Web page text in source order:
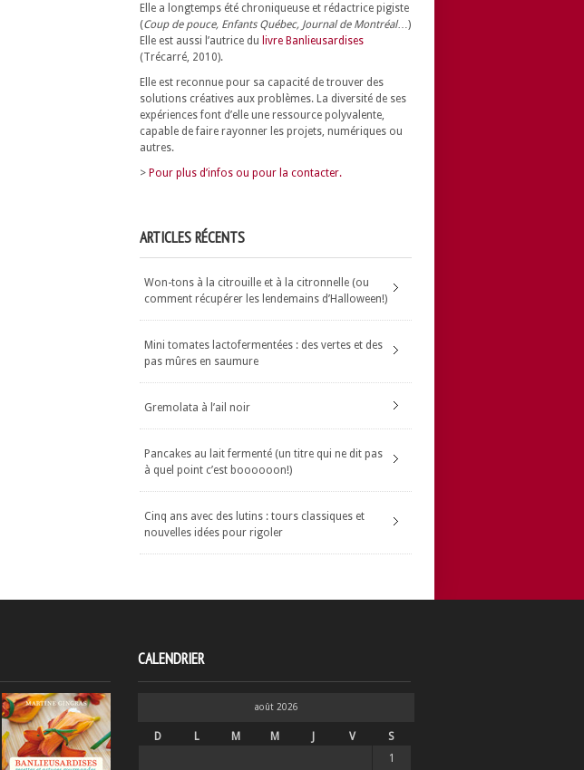
Elle a longtemps été chroniqueuse et rédactrice pigiste
(Coup de pouce, Enfants Québec, Journal de Montréal…)
Elle est aussi l’autrice du livre Banlieusardises
(Trécarré, 2010).
Elle est reconnue pour sa capacité de trouver des
solutions créatives aux problèmes. La diversité de ses
expériences font d’elle une ressource polyvalente,
capable de faire rayonner les projets, numériques ou
autres.
> Pour plus d’infos ou pour la contacter.
ARTICLES RÉCENTS
Won-tons à la citrouille et à la citronnelle (ou
comment récupérer les lendemains d’Halloween!)
Mini tomates lactofermentées : des vertes et des
pas mûres en saumure
Gremolata à l’ail noir
Pancakes au lait fermenté (un titre qui ne dit pas
à quel point c’est boooooon!)
Cinq ans avec des lutins : tours classiques et
nouvelles idées pour rigoler
CALENDRIER
août 2026
D L M M J V
S
1